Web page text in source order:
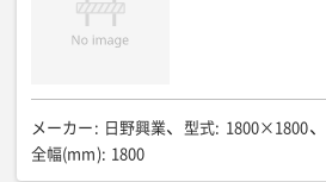
メーカー : 日野興業 型式: 1800×1800
全幅(mm): 1800